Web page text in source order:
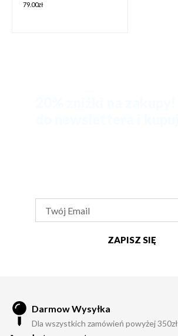
79.00zł
ZAPISZ SIĘ
Darmow Wysyłka
Dla wszystkich zamówień powyżej 350zł